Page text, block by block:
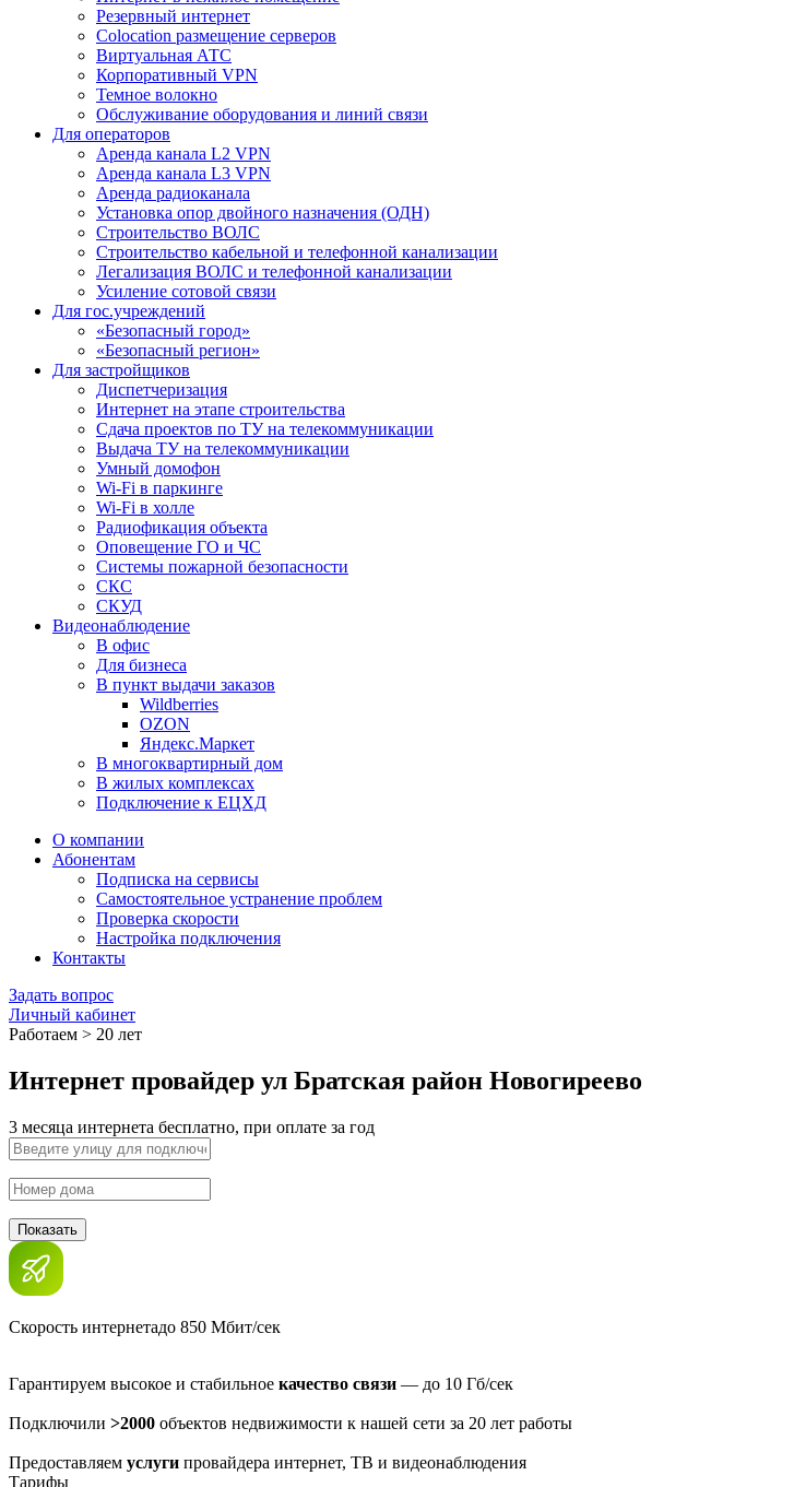
Резервный интернет
Colocation размещение серверов
Виртуальная АТС
Корпоративный VPN
Темное волокно
Обслуживание оборудования и линий связи
Для операторов
Аренда канала L2 VPN
Аренда канала L3 VPN
Аренда радиоканала
Установка опор двойного назначения (ОДН)
Строительство ВОЛС
Строительство кабельной и телефонной канализации
Легализация ВОЛС и телефонной канализации
Усиление сотовой связи
Для гос.учреждений
«Безопасный город»
«Безопасный регион»
Для застройщиков
Диспетчеризация
Интернет на этапе строительства
Сдача проектов по ТУ на телекоммуникации
Выдача ТУ на телекоммуникации
Умный домофон
Wi-Fi в паркинге
Wi-Fi в холле
Радиофикация объекта
Оповещение ГО и ЧС
Системы пожарной безопасности
СКС
СКУД
Видеонаблюдение
В офис
Для бизнеса
В пункт выдачи заказов
Wildberries
OZON
Яндекс.Маркет
В многоквартирный дом
В жилых комплексах
Подключение к ЕЦХД
О компании
Абонентам
Подписка на сервисы
Самостоятельное устранение проблем
Проверка скорости
Настройка подключения
Контакты
Задать вопрос
Личный кабинет
Работаем > 20 лет
Интернет провайдер ул Братская район Новогиреево
3 месяца интернета бесплатно, при оплате за год
Показать
Скорость интернетадо 850 Мбит/сек
Гарантируем высокое и стабильное качество связи — до 10 Гб/сек
Подключили >2000 объектов недвижимости к нашей сети за 20 лет работы
Предоставляем услуги провайдера интернет, ТВ и видеонаблюдения
Тарифы